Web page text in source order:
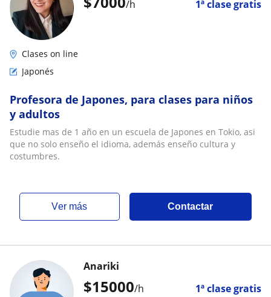
/h 1ª clase gratis
Clases on line
Japonés
Profesora de Japones, para clases para niños
y adultos
Estudie mas de 1 año en un escuela de Japones en Tokio, asi
que no solo enseño el idioma, además enseño cultura y
costumbres.
ver más Contactar
$15000/h 1ª clase gratis
Anariki